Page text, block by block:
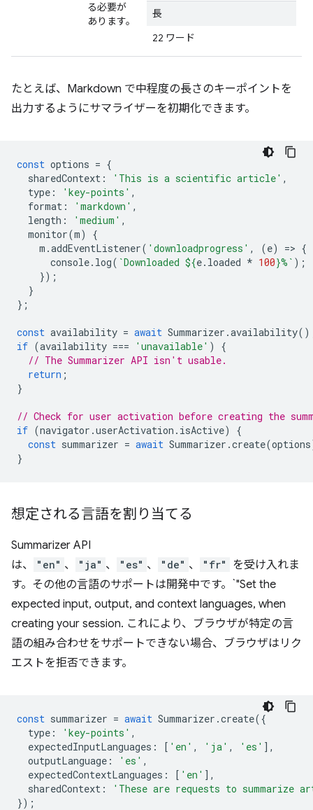
る必要が
あります。
長
22 ワード
たとえば、Markdown で中程度の長さのキーポイントを
出力するようにサマライザーを初期化できます。
const options = {
sharedContext : 'This is a scientific article' ,
type : 'key-points' ,
format : 'markdown' ,
length : 'medium' ,
monitor(m)
{
m .addEventListener( 'downloadprogress' , (e) => {
console. log( `Downloaded ${e. loaded * 100}%` );
});
}
};
const availability = await Summarizer .availability
if (availability === 'unavailable' )
{
// The Summarizer API isn't usable.
return ;
}
// Check for user activation before creating the
if (navigator .userActivation . isActive)
{
const summarizer = await Summarizer .create(options
}
想定される言語を割り当てる
Summarizer API
は、
"en" 、 "ja" 、 "es" 、 "de" 、 "fr"
を受け入れま
す。その他の言語のサポートは開発中です。`"Set the
expected input, output, and context languages, when
creating your session. これにより、ブラウザが特定の言
語の組み合わせをサポートできない場合、ブラウザはリク
エストを拒否できます。
const summarizer = await Summarizer .create({
type : 'key-points' ,
expectedInputLanguages : [ 'en' , 'ja' , 'es' ],
outputLanguage : 'es' ,
expectedContextLanguages : [ 'en' ],
sharedContext :
'These are requests to summarize
});